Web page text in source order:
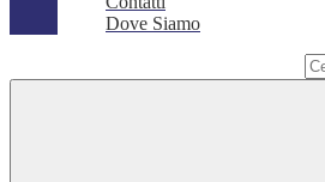
Dove Siamo